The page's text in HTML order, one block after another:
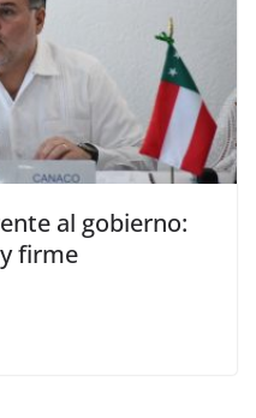
al gobierno:
firme